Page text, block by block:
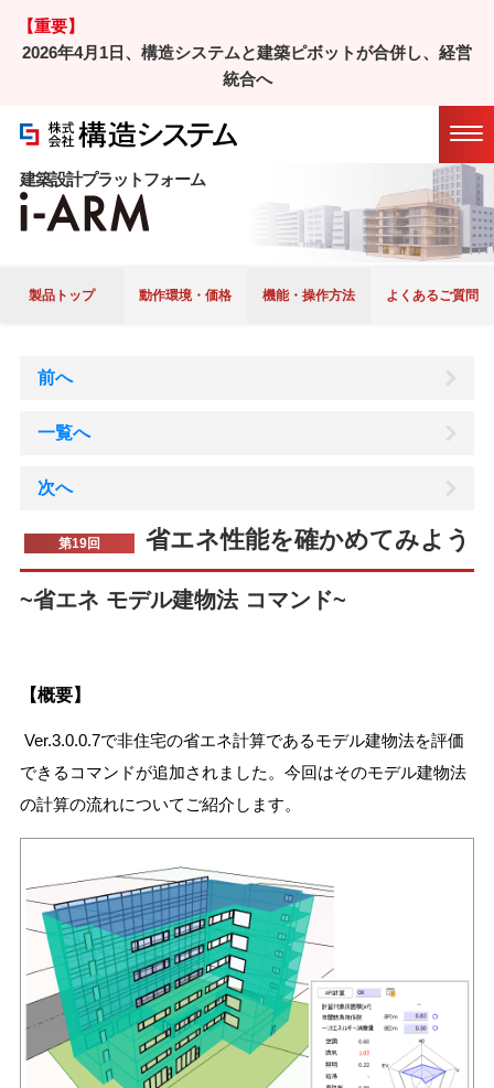
【重要】
2026年4月1日、構造システムと建築ピボットが合併し、経営
統合へ
建築設計プラットフォーム
製品トップ 動作環境・価格 機能・操作方法 よくあるご質問
前へ
一覧へ
次へ
第19回 省エネ性能を確かめてみよう
~省エネ モデル建物法 コマンド~
【概要】
Ver.3.0.0.7で非住宅の省エネ計算であるモデル建物法を評価
できるコマンドが追加されました。今回はそのモデル建物法
の計算の流れについてご紹介します。